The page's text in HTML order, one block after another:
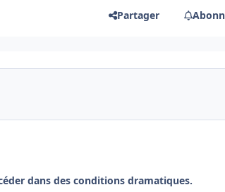
Partager
dans des conditions dramatiques.